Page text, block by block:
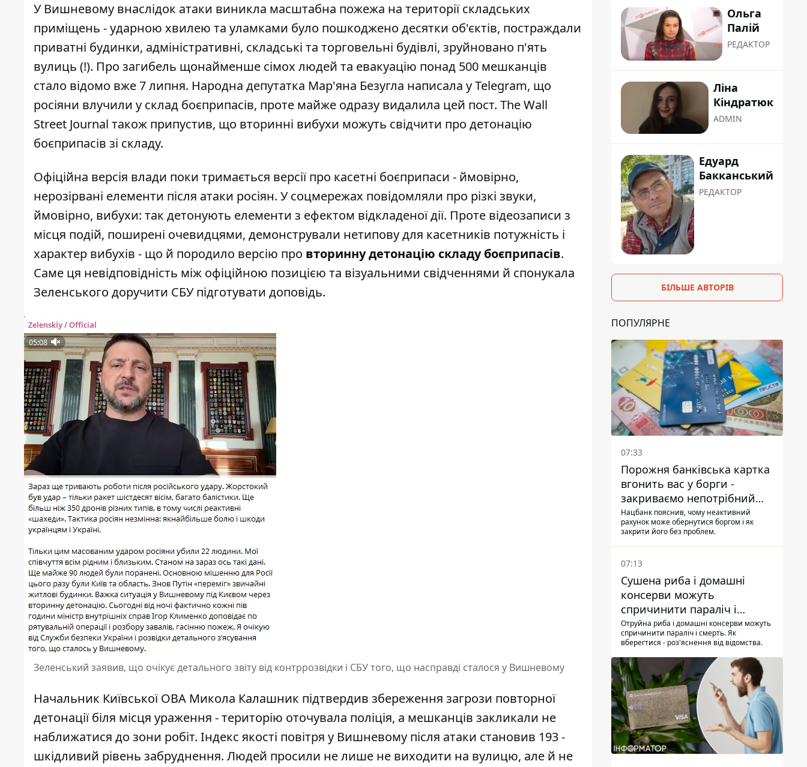
У Вишневому внаслідок атаки виникла масштабна пожежа на території складських
приміщень - ударною хвилею та уламками було пошкоджено десятки об'єктів, постраждали
приватні будинки, адміністративні, складські та торговельні будівлі, зруйновано п'ять
вулиць (!). Про загибель щонайменше сімох людей та евакуацію понад 500 мешканців
стало відомо вже 7 липня. Народна депутатка Мар'яна Безугла написала у Telegram, що
росіяни влучили у склад боєприпасів, проте майже одразу видалила цей пост. The Wall
Street Journal також припустив, що вторинні вибухи можуть свідчити про детонацію
боєприпасів зі складу.
Офіційна версія влади поки тримається версії про касетні боєприпаси - ймовірно,
нерозірвані елементи після атаки росіян. У соцмережах повідомляли про різкі звуки,
ймовірно, вибухи: так детонують елементи з ефектом відкладеної дії. Проте відеозаписи з
місця подій, поширені очевидцями, демонстрували нетипову для касетників потужність і
характер вибухів - що й породило версію про вторинну детонацію складу боєприпасів.
Саме ця невідповідність між офіційною позицією та візуальними свідченнями й спонукала
Зеленського доручити СБУ підготувати доповідь.
Зеленський заявив, що очікує детального звіту від контррозвідки і СБУ того, що насправді сталося у Вишневому
Начальник Київської ОВА Микола Калашник підтвердив збереження загрози повторної
детонації біля місця ураження - територію оточувала поліція, а мешканців закликали не
наближатися до зони робіт. Індекс якості повітря у Вишневому після атаки становив 193 -
шкідливий рівень забруднення. Людей просили не лише не виходити на вулицю, але й не
Ольга
Палій
РЕДАКТОР
Ліна
Кіндратюк
ADMIN
Едуард
Бакканський
РЕДАКТОР
БІЛЬШЕ АВТОРІВ
ПОПУЛЯРНЕ
07:33
Порожня банківська картка
вгонить вас у борги -
закриваємо непотрібний
рахунок правильно
Нацбанк пояснив, чому неактивний
рахунок може обернутися боргом і як
закрити його без проблем.
07:13
Сушена риба і домашні
консерви можуть
спричинити параліч і
смерть - Держрибагентство
попереджає про ботулізм
Отруйна риба і домашні консерви можуть
спричинити параліч і смерть. Як
вберегтися - роз'яснення від відомства.